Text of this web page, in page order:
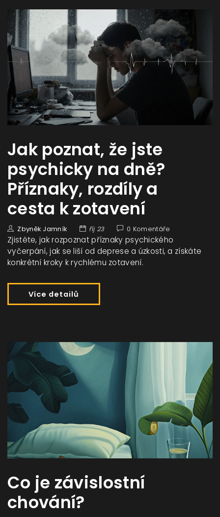
Jak poznat, že jste
psychicky na dně?
Příznaky, rozdíly a
cesta k zotavení
Zbyněk Jamník říj 23 0 Komentáře
Zjistěte, jak rozpoznat příznaky psychického
vyčerpání, jak se liší od deprese a úzkosti, a získáte
konkrétní kroky k rychlému zotavení.
Více detailů
Co je závislostní
chování?